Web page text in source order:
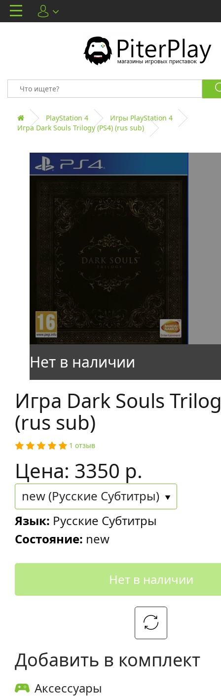
PlayStation 4
Игры PlayStation 4
Игра Dark Souls Trilogy (PS4) (rus sub)
Игра Dark Souls
(rus sub)
1 отзыв
Цена: 3350 р.
new (Русские Субтитры)
Язык: Русские Субтитры
Состояние: new
Нет в наличии
Добавить в комплект
Аксессуары